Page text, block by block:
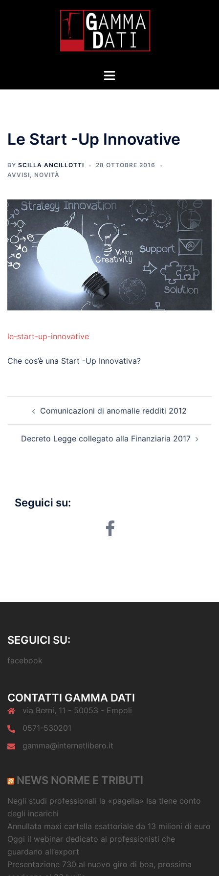
Toggle
Le Start -Up Innovative
BY SCILLA ANCILLOTTI
28 OTTOBRE 2016
AVVISI, NOVITÀ
le-start-up-innovative
Che cos’è una Start -Up Innovativa?
navigationComunicazioni di anomalie redditi 2012
Decreto Legge collegato alla Finanziaria 2017
Seguici su:
facebook
SEGUICI SU:
facebook
CONTATTI GAMMA DATI
via Berni, 11 - 50053 - Empoli
0571-530201
gamma@internetlibero.it
NEWS NORME E TRIBUTI
Negli studi professionali la «pagella» Isa tiene conto
degli incarichi
Annullata maxi cartella esattoriale da 13 milioni di euro
Oggi il webinar dedicato ai professionisti che
guardano all’export
Presentazione 730 al nuovo giro di boa, prossima